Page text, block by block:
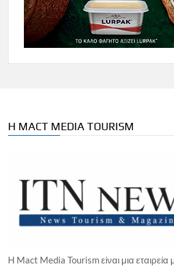
Η MACT MEDIA TOURISM
Η Mact Media Tourism είναι μια εταιρεία